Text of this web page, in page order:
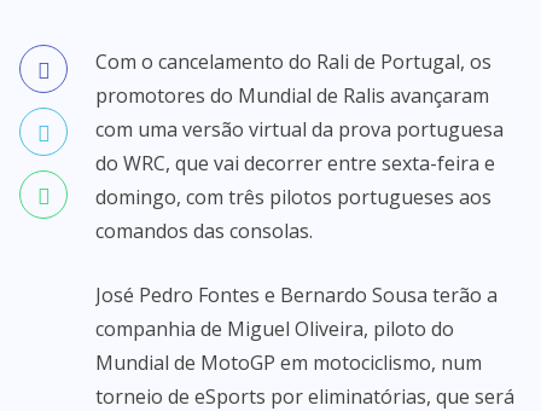
Com o cancelamento do Rali de Portugal, os
promotores do Mundial de Ralis avançaram
com uma versão virtual da prova portuguesa
do WRC, que vai decorrer entre sexta-feira e
domingo, com três pilotos portugueses aos
comandos das consolas.
José Pedro Fontes e Bernardo Sousa terão a
companhia de Miguel Oliveira, piloto do
Mundial de MotoGP em motociclismo, num
torneio de eSports por eliminatórias, que será